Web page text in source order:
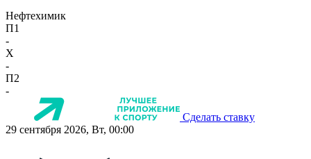
Нефтехимик
П1
-
X
-
П2
-
Сделать ставку
29 сентября 2026, Вт, 00:00